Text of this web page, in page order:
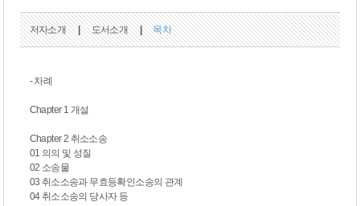
저자소개 | 도서소개 | 목차
- 차례
Chapter 1 개설
Chapter 2 취소소송
01 의의 및 성질
02 소송물
03 취소소송과 무효등확인소송의 관계
04 취소소송의 당사자 등